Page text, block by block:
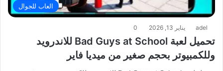
العاب للجوال
adel يناير 13, 2026 0
تحميل لعبة Bad Guys at School للاندرويد
وللكمبيوتر بحجم صغير من ميديا فاير